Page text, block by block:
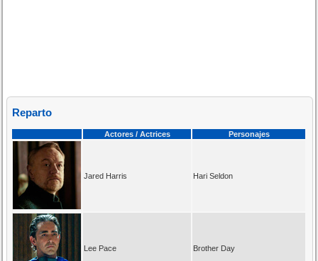
Reparto
Actores / Actrices Personajes
Jared Harris Hari Seldon
Lee Pace Brother Day